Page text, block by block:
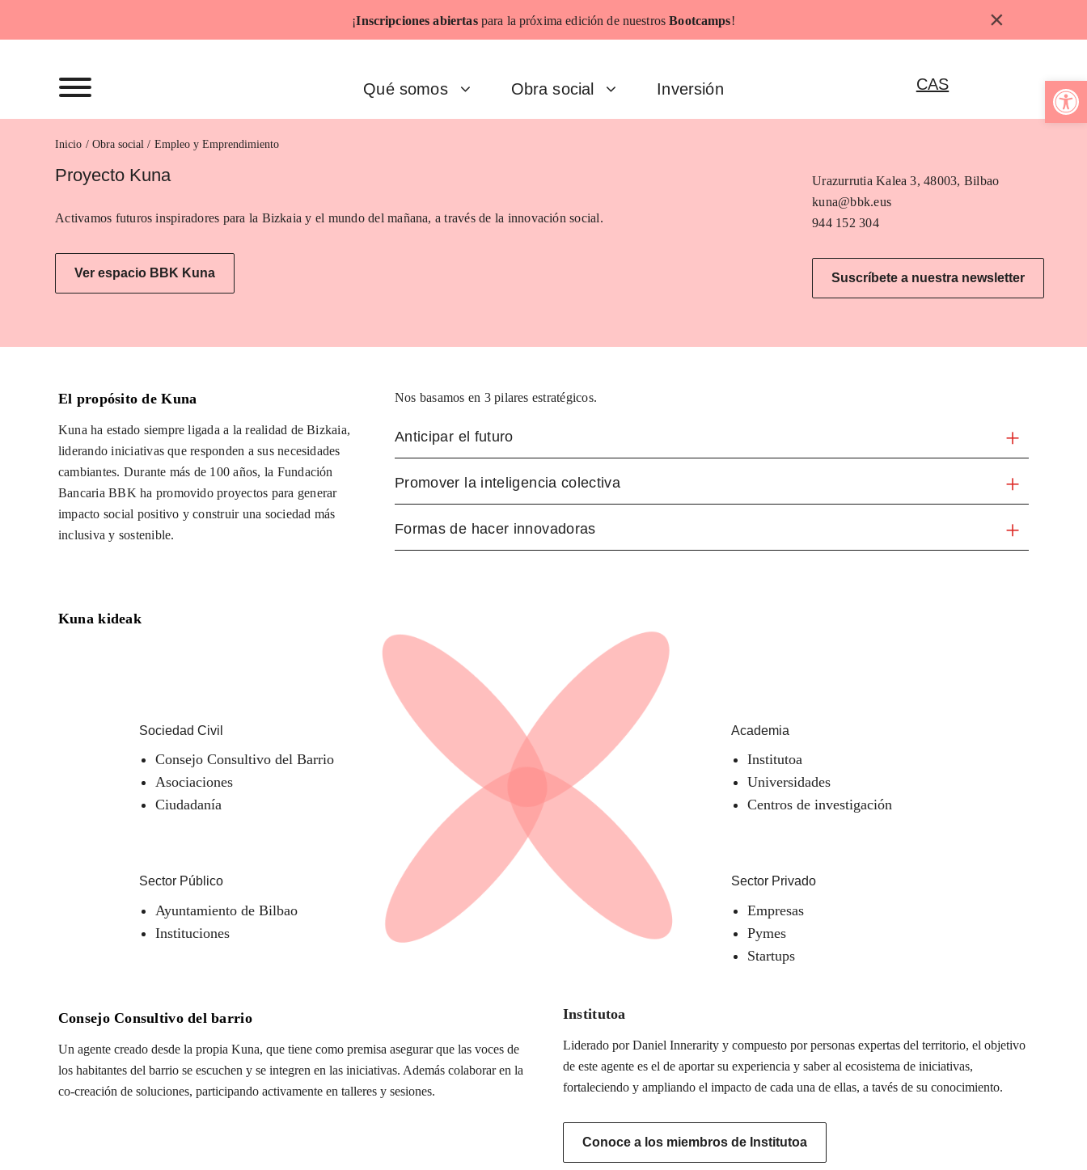
Abrir
¡Inscripciones abiertaspara la próxima edición de nuestrosBootcamps! ×
Qué somos Obra social Inversión CAS
Inicio Empleo y Emprendimiento
Proyecto Kuna
Activamos futuros inspiradores para la Bizkaia y el mundo del mañana, a través de la innovación social.
Ver espacio BBK Kuna
Urazurrutia Kalea 3, 48003, Bilbao
kuna@bbk.eus
944 152 304
Suscríbete a nuestra newsletter
El propósito de Kuna
Kuna ha estado siempre ligada a la realidad de Bizkaia,
liderando iniciativas que responden a sus necesidades
cambiantes. Durante más de 100 años, la Fundación
Bancaria BBK ha promovido proyectos para generar
impacto social positivo y construir una sociedad más
inclusiva y sostenible.
Nos basamos en 3 pilares estratégicos.
Anticipar el futuro
Promover la inteligencia colectiva
Formas de hacer innovadoras
Kuna kideak
Sociedad Civil
Consejo Consultivo del Barrio
Asociaciones
Ciudadanía
Sector Público
Ayuntamiento de Bilbao
Instituciones
Academia
Institutoa
Universidades
Centros de investigación
Sector Privado
Empresas
Pymes
Startups
Consejo Consultivo del barrio
Un agente creado desde la propia Kuna, que tiene como premisa asegurar que las voces de
los habitantes del barrio se escuchen y se integren en las iniciativas. Además colaborar en la
co-creación de soluciones, participando activamente en talleres y sesiones.
Institutoa
Liderado por Daniel Innerarity y compuesto por personas expertas del territorio, el objetivo
de este agente es el de aportar su experiencia y saber al ecosistema de iniciativas,
fortaleciendo y ampliando el impacto de cada una de ellas, a tavés de su conocimiento.
Conoce a los miembros de Institutoa